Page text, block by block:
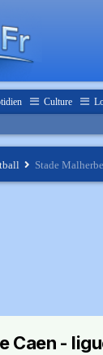
Culture
Stade
Caen -